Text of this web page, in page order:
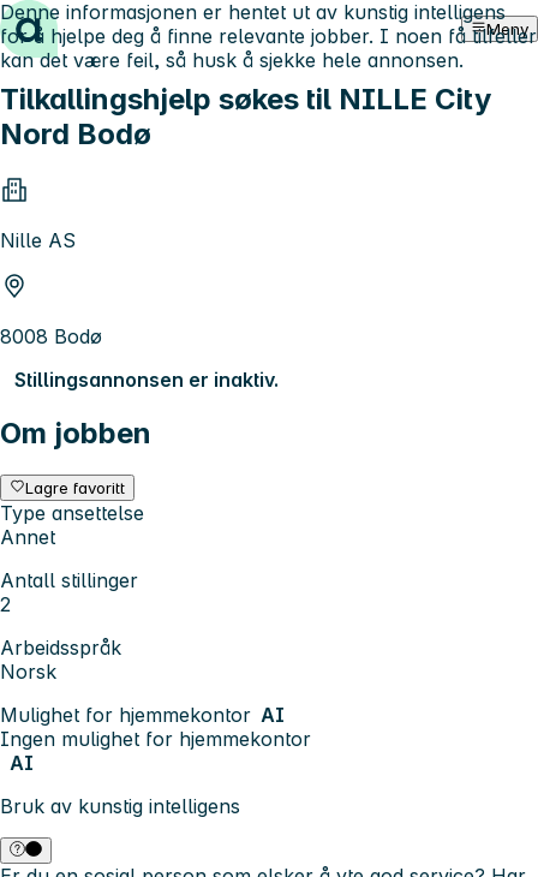
Hopp til innhold Meny
Tilkallingshjelp søkes til NILLE City
Nord Bodø
Nille AS
8008 Bodø
Stillingsannonsen er inaktiv.
Om jobben
Lagre favoritt
Type ansettelse
Annet
Antall stillinger
2
Arbeidsspråk
Norsk
Mulighet for hjemmekontor AI
Ingen mulighet for hjemmekontor
AI
Bruk av kunstig intelligens
Denne informasjonen er hentet ut av kunstig intelligens
for å hjelpe deg å finne relevante jobber. I noen få tilfeller
kan det være feil, så husk å sjekke hele annonsen.